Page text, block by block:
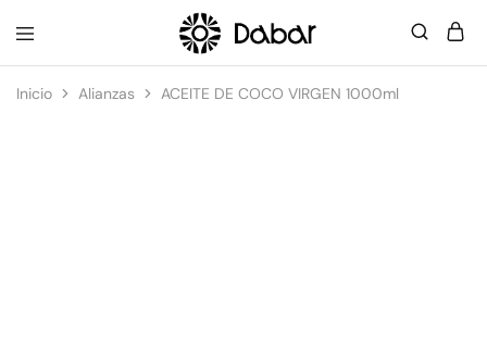
Dabar
Frecuencial
Una
Nueva
Dimensión
Inicio Alianzas ACEITE DE COCO VIRGEN 1000ml